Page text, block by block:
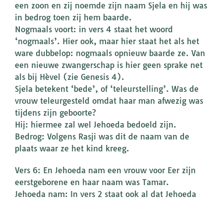
een zoon en zij noemde zijn naam Sjela en hij was
in bedrog toen zij hem baarde.
Nogmaals voort: in vers 4 staat het woord
‘nogmaals’. Hier ook, maar hier staat het als het
ware dubbelop: nogmaals opnieuw baarde ze. Van
een nieuwe zwangerschap is hier geen sprake net
als bij Hèvel (zie Genesis 4).
Sjela betekent ‘bede’, of ‘teleurstelling’. Was de
vrouw teleurgesteld omdat haar man afwezig was
tijdens zijn geboorte?
Hij: hiermee zal wel Jehoeda bedoeld zijn.
Bedrog: Volgens Rasji was dit de naam van de
plaats waar ze het kind kreeg.
Vers 6: En Jehoeda nam een vrouw voor Eer zijn
eerstgeborene en haar naam was Tamar.
Jehoeda nam: In vers 2 staat ook al dat Jehoeda